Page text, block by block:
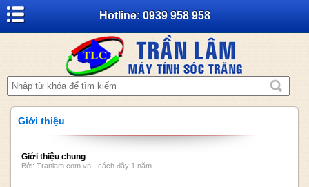
Hotline: 0939 958 958
Giới thiệu
Giới thiệu chung
Bởi: Tranlam.com.vn - cách đây 1 năm